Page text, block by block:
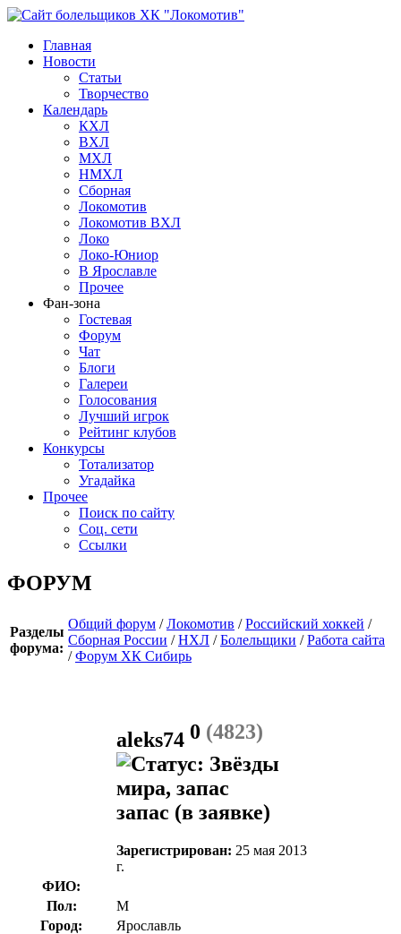
Главная
Новости
Статьи
Творчество
Календарь
КХЛ
ВХЛ
МХЛ
НМХЛ
Сборная
Локомотив
Локомотив ВХЛ
Локо
Локо-Юниор
В Ярославле
Прочее
Фан-зона
Гостевая
Форум
Чат
Блоги
Галереи
Голосования
Лучший игрок
Рейтинг клубов
Конкурсы
Тотализатор
Угадайка
Прочее
Поиск по сайту
Соц. сети
Ссылки
ФОРУМ
Разделы
форума:
Общий форум /Локомотив /Российский хоккей /
Сборная России /НХЛ /Болельщики /Работа сайта
/Форум ХК Сибирь
aleks74 0 (4823)
запас (в заявке)
Зарегистрирован: 25 мая 2013
г.
ФИО:
Пол:
М
Город:
Ярославль